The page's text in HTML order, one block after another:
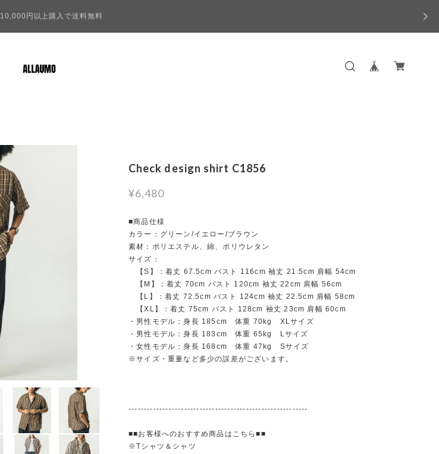
10,000円以上購入で送料無料
Check design shirt C1856
¥6,480
■商品仕様
カラー：グリーン/イエロー/ブラウン
素材：ポリエステル、綿、ポリウレタン
サイズ：
【S】：着丈 67.5cm バスト 116cm 袖丈 21.5cm 肩幅 54cm
【M】：着丈 70cm バスト 120cm 袖丈 22cm 肩幅 56cm
【L】：着丈 72.5cm バスト 124cm 袖丈 22.5cm 肩幅 58cm
【XL】：着丈 75cm バスト 128cm 袖丈 23cm 肩幅 60cm
・男性モデル：身長 185cm 体重 70kg XLサイズ
・男性モデル：身長 183cm 体重 65kg Lサイズ
・女性モデル：身長 168cm 体重 47kg Sサイズ
※サイズ・重量など多少の誤差がございます。
----------------------------------------------------------
■■お客様へのおすすめ商品はこちら■■
※Tシャツ＆シャツ